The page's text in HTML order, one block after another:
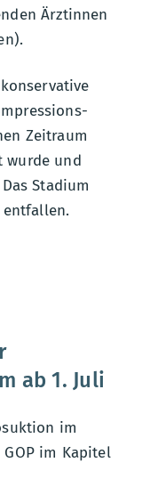
Ärztinnen
Zeitraum
wurde und
Stadium
ab 1. Juli
im
im Kapitel